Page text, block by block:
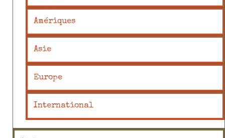
Amériques
Asie
Europe
International